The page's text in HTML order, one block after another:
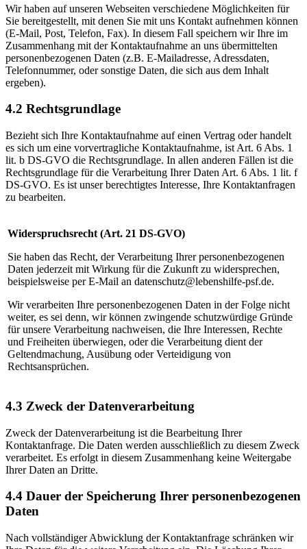
Wir haben auf unseren Webseiten verschiedene Möglichkeiten für
Sie bereitgestellt, mit denen Sie mit uns Kontakt aufnehmen können
(E-Mail, Post, Telefon, Fax). In diesem Fall speichern wir Ihre im
Zusammenhang mit der Kontaktaufnahme an uns übermittelten
personenbezogenen Daten (z.B. E-Mailadresse, Adressdaten,
Telefonnummer, oder sonstige Daten, die sich aus dem Inhalt
ergeben).
4.2 Rechtsgrundlage
Bezieht sich Ihre Kontaktaufnahme auf einen Vertrag oder handelt
es sich um eine vorvertragliche Kontaktaufnahme, ist Art. 6 Abs. 1
lit. b DS-GVO die Rechtsgrundlage. In allen anderen Fällen ist die
Rechtsgrundlage für die Verarbeitung Ihrer Daten Art. 6 Abs. 1 lit. f
DS-GVO. Es ist unser berechtigtes Interesse, Ihre Kontaktanfragen
zu bearbeiten.
Widerspruchsrecht (Art. 21 DS-GVO)
Sie haben das Recht, der Verarbeitung Ihrer personenbezogenen
Daten jederzeit mit Wirkung für die Zukunft zu widersprechen,
beispielsweise per E-Mail an datenschutz@lebenshilfe-psf.de.
Wir verarbeiten Ihre personenbezogenen Daten in der Folge nicht
weiter, es sei denn, wir können zwingende schutzwürdige Gründe
für unsere Verarbeitung nachweisen, die Ihre Interessen, Rechte
und Freiheiten überwiegen, oder die Verarbeitung dient der
Geltendmachung, Ausübung oder Verteidigung von
Rechtsansprüchen.
4.3 Zweck der Datenverarbeitung
Zweck der Datenverarbeitung ist die Bearbeitung Ihrer
Kontaktanfrage. Die Daten werden ausschließlich zu diesem Zweck
verarbeitet. Es erfolgt in diesem Zusammenhang keine Weitergabe
Ihrer Daten an Dritte.
4.4 Dauer der Speicherung Ihrer personenbezogenen
Daten
Nach vollständiger Abwicklung der Kontaktanfrage schränken wir